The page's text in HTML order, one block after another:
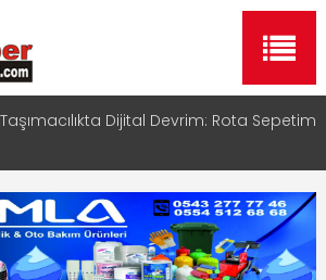
Taşımacılıkta Dijital Devrim: Rota Sepetim
Çocuklara Bıraktı
Esnaf Rehberi ile Google ve Yapay Zeka
Aramalarında Öne Çıkın
Aksaray Esnaf Rehberi Hizmete Girdi